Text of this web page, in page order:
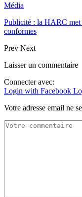
Média
Publicité : la HARC met
conformes
Prev Next
Laisser un commentaire
Connecter avec:
Login with Facebook
Votre adresse email ne